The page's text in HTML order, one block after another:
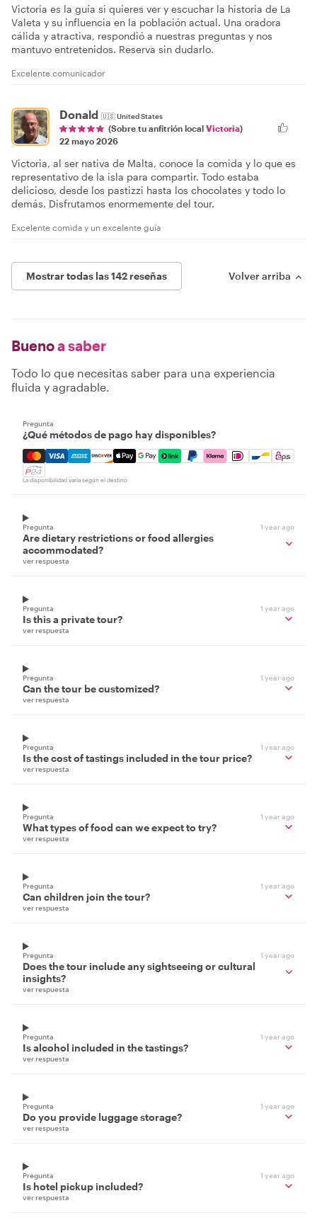
Victoria es la guía si quieres ver y escuchar la historia de La
Valeta y su influencia en la población actual. Una oradora
cálida y atractiva, respondió a nuestras preguntas y nos
mantuvo entretenidos. Reserva sin dudarlo.
Excelente comunicador
Donald 🇺🇸United States
(Sobre tu anfitrión local Victoria)
22 mayo 2026
Victoria, al ser nativa de Malta, conoce la comida y lo que es
representativo de la isla para compartir. Todo estaba
delicioso, desde los pastizzi hasta los chocolates y todo lo
demás. Disfrutamos enormemente del tour.
Excelente comida y un excelente guía
Mostrar todas las 142 reseñas Volver arriba
Buenoa saber
Todo lo que necesitas saber para una experiencia
fluida y agradable.
Pregunta
¿Qué métodos de pago hay disponibles?
Mastercard, Visa, Amex, Discover, Apple Pay, Google
La disponibilidad varía según el destino
Pregunta 1 year ago
Are dietary restrictions or food allergies
accommodated?
ver respuesta
Pregunta 1 year ago
Is this a private tour?
ver respuesta
Pregunta 1 year ago
Can the tour be customized?
ver respuesta
Pregunta 1 year ago
Is the cost of tastings included in the tour price?
ver respuesta
Pregunta 1 year ago
What types of food can we expect to try?
ver respuesta
Pregunta 1 year ago
Can children join the tour?
ver respuesta
Pregunta 1 year ago
Does the tour include any sightseeing or cultural
insights?
ver respuesta
Pregunta 1 year ago
Is alcohol included in the tastings?
ver respuesta
Pregunta 1 year ago
Do you provide luggage storage?
ver respuesta
Pregunta 1 year ago
Is hotel pickup included?
ver respuesta